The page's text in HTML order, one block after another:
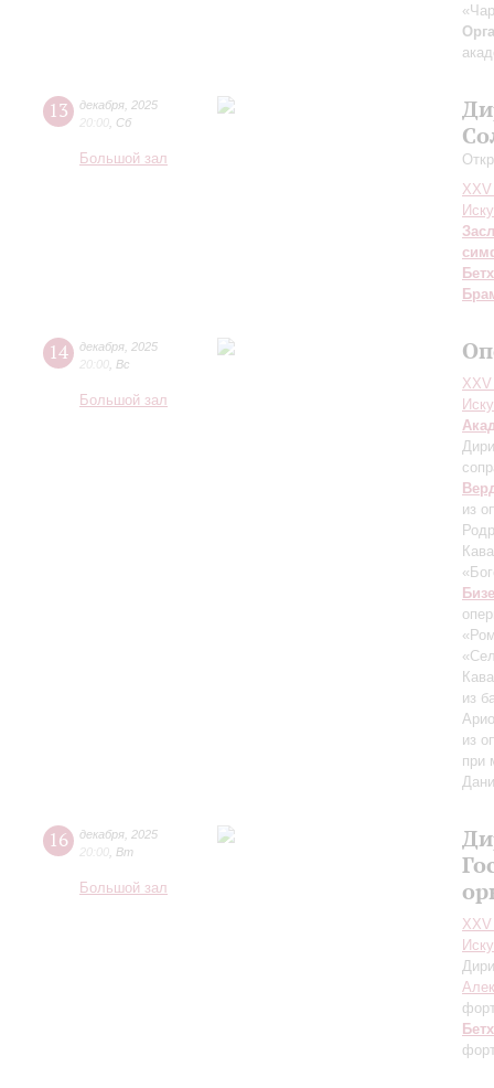
13 декабря 2025
20:00 Сб
Большой зал
14 декабря 2025
20:00 Вс
Большой зал
из
Бизе
из
из
при
16 декабря 2025
20:00 Вт
Большой зал